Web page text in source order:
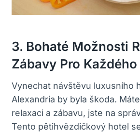
3. Bohaté Možnosti
Zábavy Pro
Vynechat návštěvu luxusního
Alexandria by byla škoda.
relaxaci a zábavu, jste na
Tento pětihvězdičkový hotel